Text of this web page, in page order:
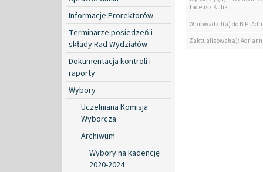
Informacje Prorektorów
Terminarze posiedzeń i
składy Rad Wydziałów
Dokumentacja kontroli i
raporty
Wybory
Uczelniana Komisja
Wyborcza
Archiwum
Wybory na kadencję
2020-2024
Tadeusz Kulik
Wprowadził(a) do BIP:
Zaktualizował(a):